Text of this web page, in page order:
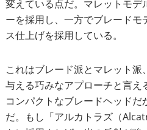
変えている点だ。マレットモ
ーを採用し、一方でブレードモ
ス仕上げを採用している。
これはブレード派とマレット
与える巧みなアプローチと言え
コンパクトなブレードヘッド
だ。もし「アルカトラズ（